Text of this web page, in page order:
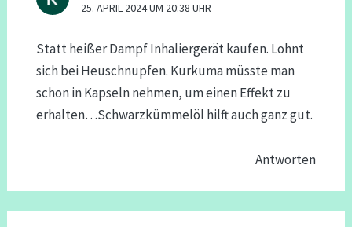
25. APRIL 2024 UM 20:38 UHR
Statt heißer Dampf Inhaliergerät kaufen. Lohnt
sich bei Heuschnupfen. Kurkuma müsste man
schon in Kapseln nehmen, um einen Effekt zu
erhalten…Schwarzkümmelöl hilft auch ganz gut.
Antworten